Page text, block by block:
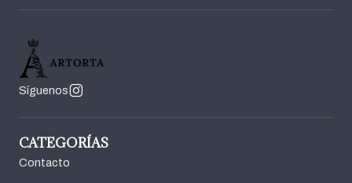
Síguenos
CATEGORÍAS
Contacto